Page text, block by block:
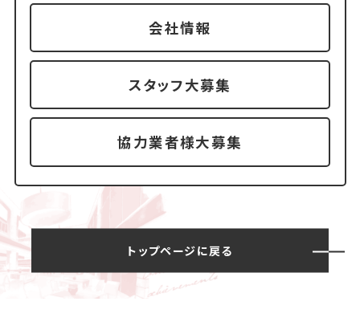
会社情報
スタッフ大募集
協力業者様大募集
トップページに戻る